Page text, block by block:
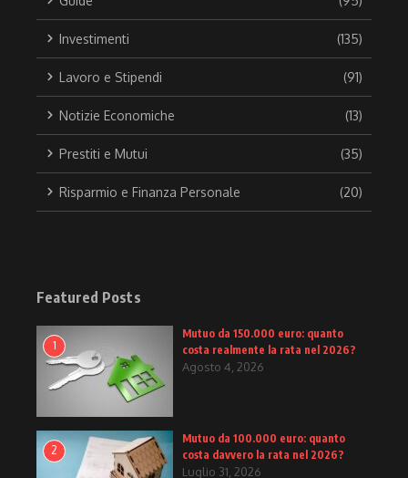
Investimenti (135)
Lavoro e Stipendi (91)
Notizie Economiche (13)
Prestiti e Mutui (35)
Risparmio e Finanza Personale (20)
Featured Posts
1
Mutuo da 150.000 euro: quanto
costa realmente la rata nel 2026?
Agosto 4, 2026
2
Mutuo da 100.000 euro: quanto
costa davvero la rata nel 2026?
Luglio 31, 2026